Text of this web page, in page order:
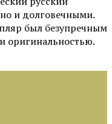
и долговечными.
был безупречным
оригинальностью.